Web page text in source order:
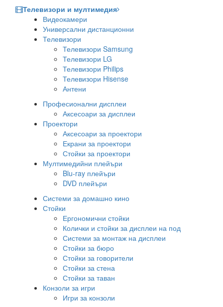
Телевизори и мултимедия
Видеокамери
Универсални дистанционни
Телевизори
Телевизори Samsung
Телевизори LG
Телевизори Philips
Телевизори Hisense
Антени
Професионални дисплеи
Аксесоари за дисплеи
Проектори
Аксесоари за проектори
Екрани за проектори
Стойки за проектори
Мултимедийни плейъри
Blu-ray плейъри
DVD плейъри
Системи за домашно кино
Стойки
Ергономични стойки
Колички и стойки за дисплеи на под
Системи за монтаж на дисплеи
Стойки за бюро
Стойки за говорители
Стойки за стена
Стойки за таван
Конзоли за игри
Игри за конзоли